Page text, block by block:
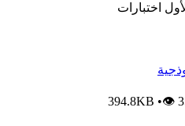
اختبارات
394.8KB •👁